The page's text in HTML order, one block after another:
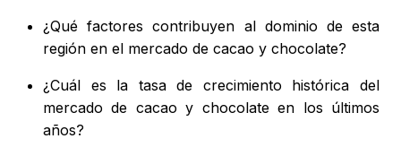
¿Qué factores contribuyen al dominio de esta
región en el mercado de cacao y chocolate?
¿Cuál es la tasa de crecimiento histórica del
mercado de cacao y chocolate en los últimos
años?